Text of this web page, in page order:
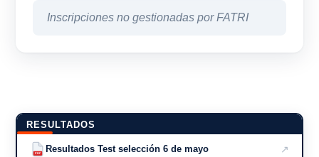
RESULTADOS
PDF Resultados Test selección 6 de mayo ↗
Inscripciones no gestionadas por FATRI